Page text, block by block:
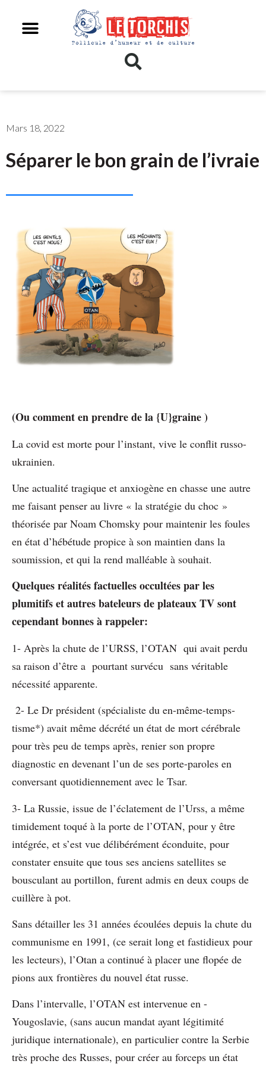
Mars 18, 2022
Séparer le bon grain de l’ivraie
(Ou comment en prendre de la {U}graine )
La covid est morte pour l’instant, vive le conflit russo-
ukrainien.
Une actualité tragique et anxiogène en chasse une autre
me faisant penser au livre « la stratégie du choc »
théorisée par Noam Chomsky pour maintenir les foules
en état d’hébétude propice à son maintien dans la
soumission, et qui la rend malléable à souhait.
Quelques réalités factuelles occultées par les
plumitifs et autres bateleurs de plateaux TV sont
cependant bonnes à rappeler:
1- Après la chute de l’URSS, l’OTAN qui avait perdu
sa raison d’être a pourtant survécu sans véritable
nécessité apparente.
2- Le Dr président (spécialiste du en-même-temps-
tisme*) avait même décrété un état de mort cérébrale
pour très peu de temps après, renier son propre
diagnostic en devenant l’un de ses porte-paroles en
conversant quotidiennement avec le Tsar.
3- La Russie, issue de l’éclatement de l’Urss, a même
timidement toqué à la porte de l’OTAN, pour y être
intégrée, et s’est vue délibérément éconduite, pour
constater ensuite que tous ses anciens satellites se
bousculant au portillon, furent admis en deux coups de
cuillère à pot.
Sans détailler les 31 années écoulées depuis la chute du
communisme en 1991, (ce serait long et fastidieux pour
les lecteurs), l’Otan a continué à placer une flopée de
pions aux frontières du nouvel état russe.
Dans l’intervalle, l’OTAN est intervenue en -
Yougoslavie, (sans aucun mandat ayant légitimité
juridique internationale), en particulier contre la Serbie
très proche des Russes, pour créer au forceps un état